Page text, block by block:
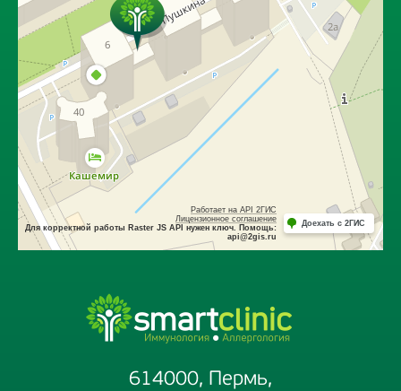
614000, Пермь,